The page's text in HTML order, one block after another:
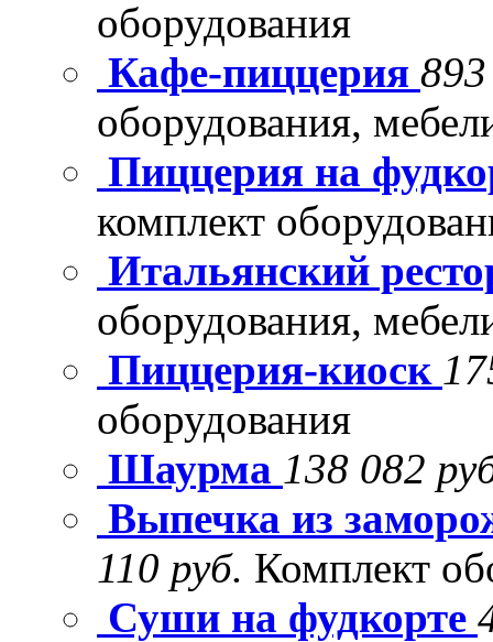
оборудования
Кафе-пиццерия
оборудования,
Пиццерия на
комплект
Итальянский
оборудования,
Пиццерия-киоск
оборудования
Шаурма 138 082
Выпечка из
110 руб. Комплект
Суши на фудкорте